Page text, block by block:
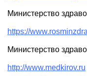
Министерство
https://
Министерство
http://www.medkirov.ru